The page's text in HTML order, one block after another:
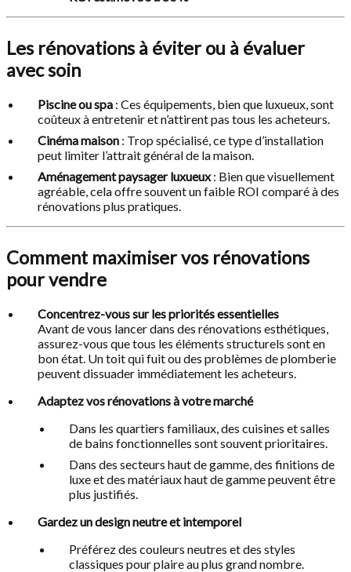
Les rénovations à éviter ou à évaluer
avec soin
Piscine ou spa : Ces équipements, bien que luxueux, sont
coûteux à entretenir et n’attirent pas tous les acheteurs.
Cinéma maison : Trop spécialisé, ce type d’installation
peut limiter l’attrait général de la maison.
Aménagement paysager luxueux: Bien que visuellement
agréable, cela offre souvent un faible ROI comparé à des
rénovations plus pratiques.
Comment maximiser vos rénovations
pour vendre
Concentrez-vous sur les priorités essentielles
Avant de vous lancer dans des rénovations esthétiques,
assurez-vous que tous les éléments structurels sont en
bon état. Un toit qui fuit ou des problèmes de plomberie
peuvent dissuader immédiatement les acheteurs.
Adaptez vos rénovations à votre marché
Dans les quartiers familiaux, des cuisines et salles
de bains fonctionnelles sont souvent prioritaires.
Dans des secteurs haut de gamme, des finitions de
luxe et des matériaux haut de gamme peuvent être
plus justifiés.
Gardez un design neutre et intemporel
Préférez des couleurs neutres et des styles
classiques pour plaire au plus grand nombre.